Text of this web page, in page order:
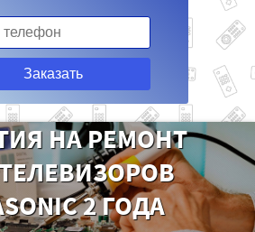
Заказать
НА РЕМОНТ
2 ГОДА